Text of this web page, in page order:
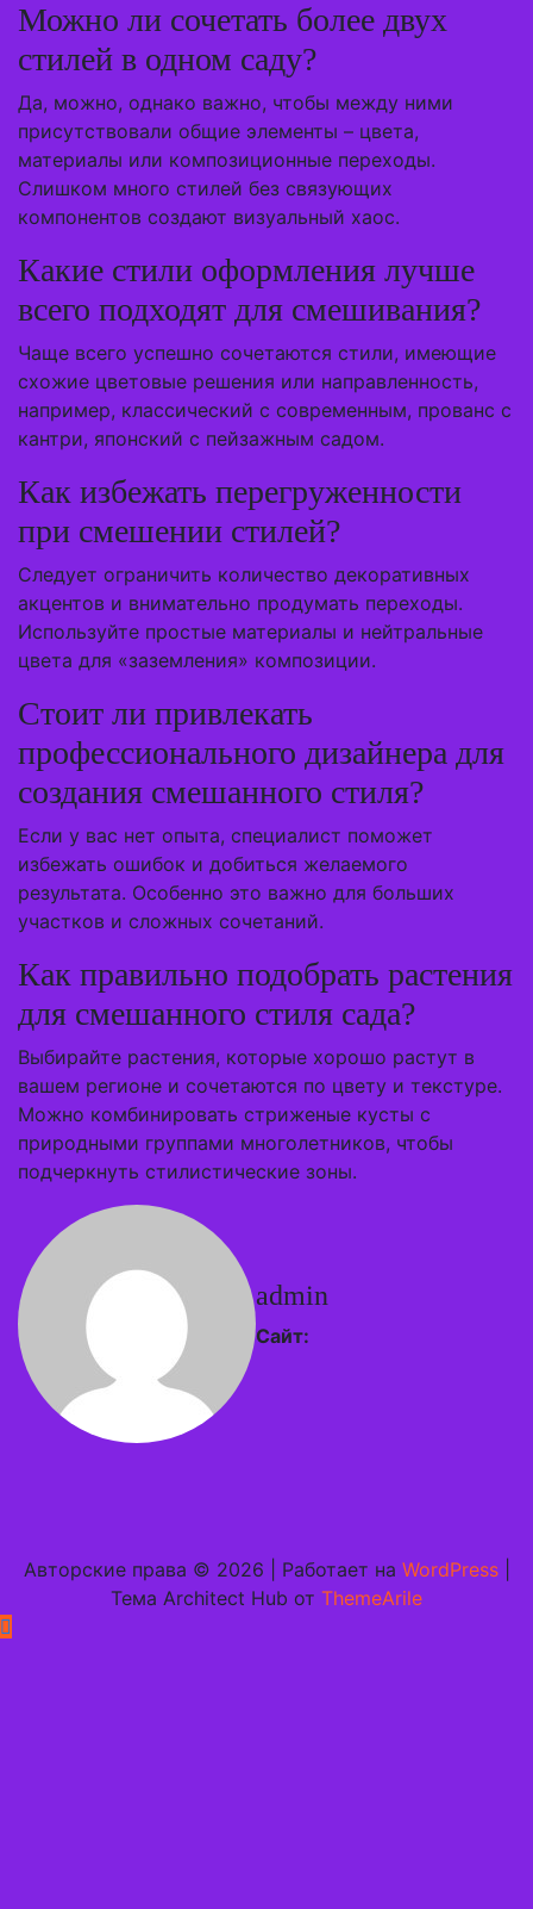
Можно ли сочетать более двух
стилей в одном саду?
Да, можно, однако важно, чтобы между ними
присутствовали общие элементы – цвета,
материалы или композиционные переходы.
Слишком много стилей без связующих
компонентов создают визуальный хаос.
Какие стили оформления лучше
всего подходят для смешивания?
Чаще всего успешно сочетаются стили, имеющие
схожие цветовые решения или направленность,
например, классический с современным, прованс с
кантри, японский с пейзажным садом.
Как избежать перегруженности
при смешении стилей?
Следует ограничить количество декоративных
акцентов и внимательно продумать переходы.
Используйте простые материалы и нейтральные
цвета для «заземления» композиции.
Стоит ли привлекать
профессионального дизайнера для
создания смешанного стиля?
Если у вас нет опыта, специалист поможет
избежать ошибок и добиться желаемого
результата. Особенно это важно для больших
участков и сложных сочетаний.
Как правильно подобрать растения
для смешанного стиля сада?
Выбирайте растения, которые хорошо растут в
вашем регионе и сочетаются по цвету и текстуре.
Можно комбинировать стриженые кусты с
природными группами многолетников, чтобы
подчеркнуть стилистические зоны.
admin
Сайт:
Авторские права © 2026 | Работает на WordPress
Тема Architect Hub от ThemeArile